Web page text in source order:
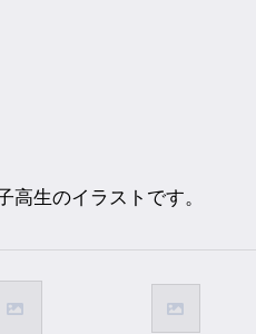
高生のイラストです。